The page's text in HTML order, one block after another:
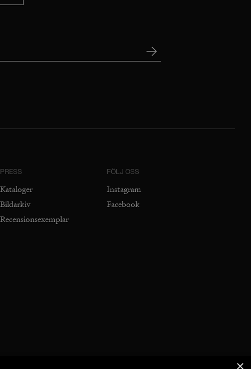
PRESS
Kataloger
Bildarkiv
Recensionsexemplar
FÖLJ OSS
Instagram
Facebook